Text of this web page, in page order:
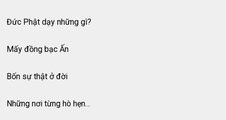
Đức Phật dạy những gì?
Mấy đồng bạc Ấn
Bốn sự thật ở đời
Những nơi từng hò hẹn…